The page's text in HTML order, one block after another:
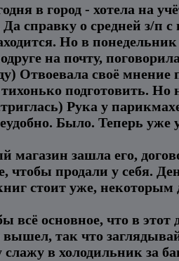
в город - хотела на
Да справку о средней з/п
Но в понедельник
на почту,
Отвоевала своё мнение
подготовить. Но
Рука у
Было. Теперь уже
зашла его,
чтобы продали у себя.
стоит уже,
всё основное, что в
так что
слажу в холодильник за